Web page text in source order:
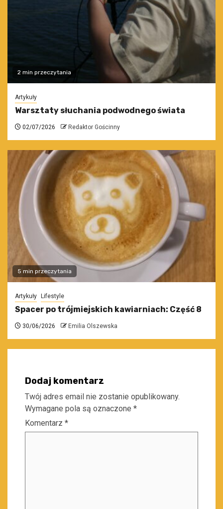
2 min przeczytania
Artykuły
Warsztaty słuchania podwodnego świata
02/07/2026 Redaktor Gościnny
5 min przeczytania
Artykuły Lifestyle
Spacer po trójmiejskich kawiarniach: Część 8
30/06/2026 Emilia Olszewska
Dodaj komentarz
Twój adres email nie zostanie opublikowany.
Wymagane pola są oznaczone *
Komentarz *